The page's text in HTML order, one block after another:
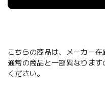
こちらの商品は、メーカー在
通常の商品と一部異なりま
ください。